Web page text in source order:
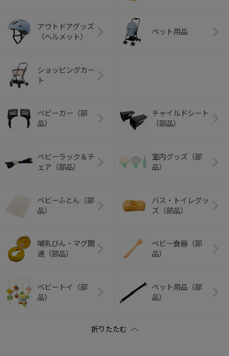
アウトドアグッズ
（ヘルメット）
ペット用品
ショッピングカー
ト
ベビーカー（部
品）
チャイルドシート
（部品）
ベビーラック＆チ
ェア（部品）
室内グッズ（部
品）
ベビーふとん（部
品）
バス・トイレグッ
ズ（部品）
哺乳びん・マグ関
連（部品）
ベビー食器（部
品）
ベビートイ（部
品）
ペット用品（部
品）